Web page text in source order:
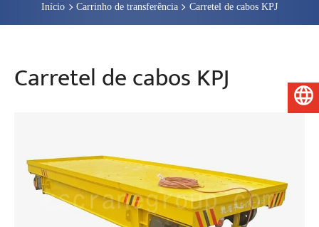
Início Carrinho de transferência Carretel de cabos KPJ
Carretel de cabos KPJ Português do Brasil